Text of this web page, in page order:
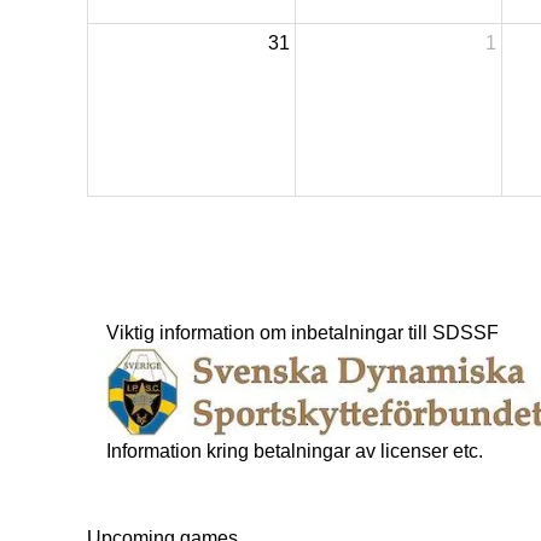
31 1
Viktig information om inbetalningar till SDSSF
Information kring betalningar av licenser etc.